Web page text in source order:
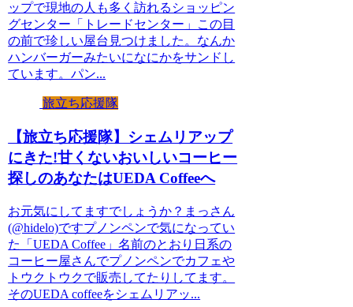
ップで現地の人も多く訪れるショッピン
グセンター「トレードセンター」この目
の前で珍しい屋台見つけました。なんか
ハンバーガーみたいになにかをサンドし
ています。パン...
旅立ち応援隊
【旅立ち応援隊】シェムリアップ
にきた!甘くないおいしいコーヒー
探しのあなたはUEDA Coffeeへ
お元気にしてますでしょうか？まっさん
(@hidelo)ですプノンペンで気になってい
た「UEDA Coffee」名前のとおり日系の
コーヒー屋さんでプノンペンでカフェや
トウクトウクで販売してたりしてます。
そのUEDA coffeeをシェムリアッ...